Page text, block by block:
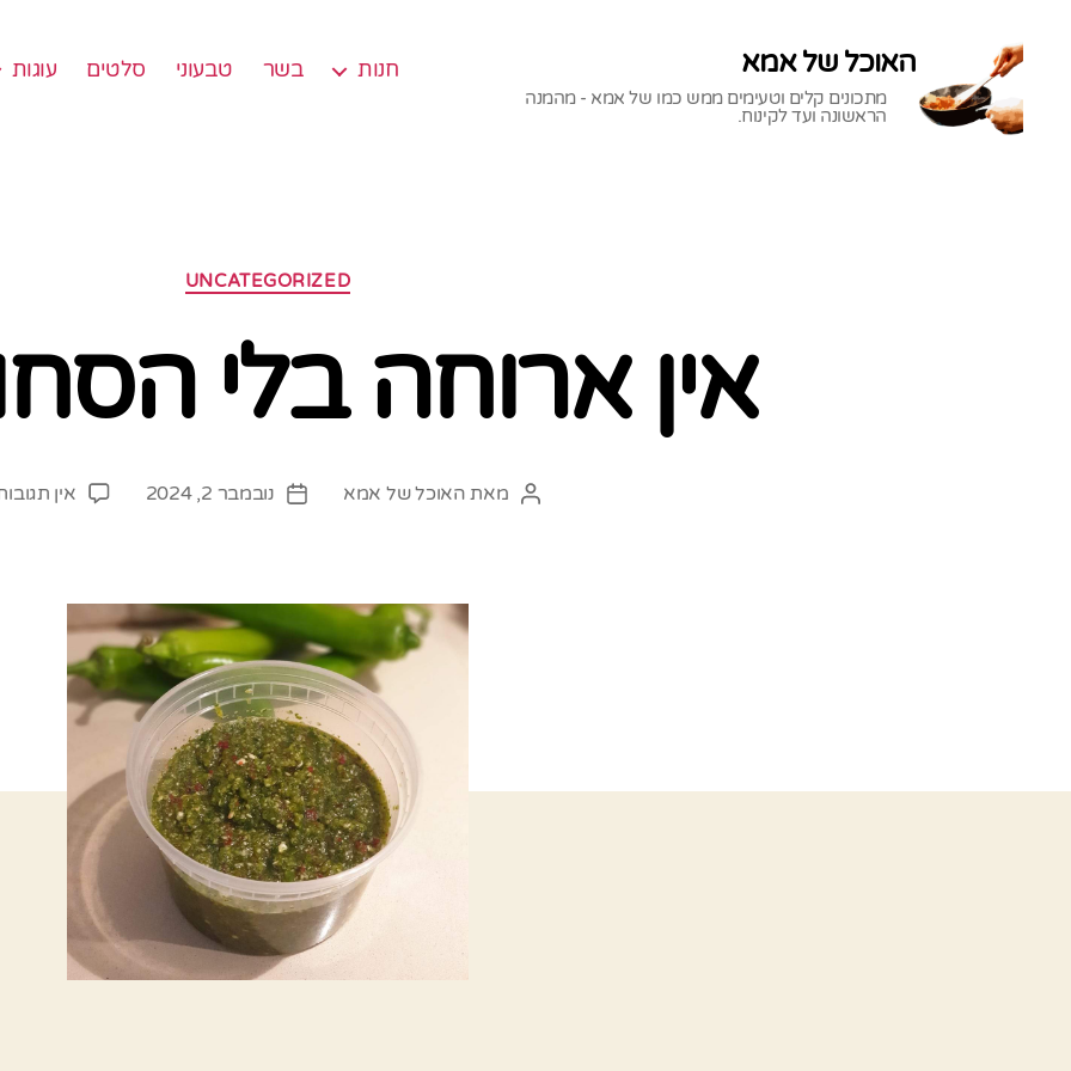
האוכל של אמא
מתכונים קלים וטעימים ממש כמו של אמא - מהמנה
הראשונה ועד לקינוח.
חנות בשר טבעוני סלטים עוגות
קטגוריות
UNCATEGORIZED
אין ארוחה בלי
המחבר
מאת האוכל של אמא
תאריךנובמבר 2, 2024 אין